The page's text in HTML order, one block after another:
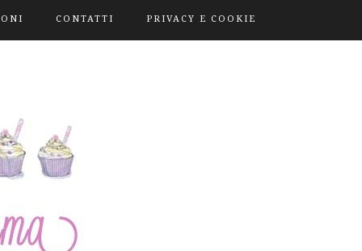
CONTATTI PRIVACY E COOKIE